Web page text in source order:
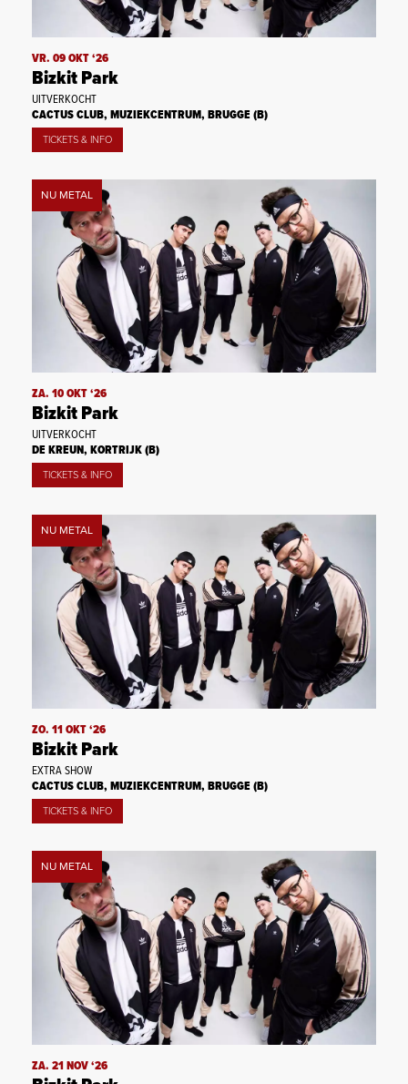
VR. 09 OKT ‘26
Bizkit Park
UITVERKOCHT
CACTUS CLUB, MUZIEKCENTRUM, BRUGGE (B)
TICKETS & INFO
NU METAL
ZA. 10 OKT ‘26
Bizkit Park
UITVERKOCHT
DE KREUN, KORTRIJK (B)
TICKETS & INFO
NU METAL
ZO. 11 OKT ‘26
Bizkit Park
EXTRA SHOW
CACTUS CLUB, MUZIEKCENTRUM, BRUGGE (B)
TICKETS & INFO
NU METAL
ZA. 21 NOV ‘26